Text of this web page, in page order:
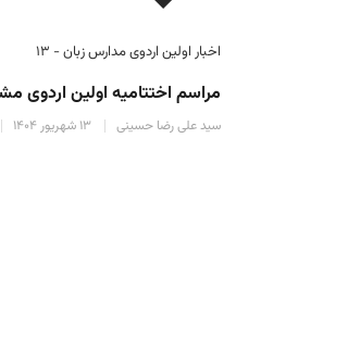
اخبار اولین اردوی مدارس زبان - ۱۳
مراسم اختتامیه اولین اردوی
سید علی رضا حسینی ۱۳ شهریور ۱۴۰۴